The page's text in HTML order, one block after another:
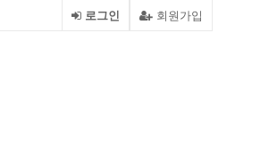
회원가입
로그인